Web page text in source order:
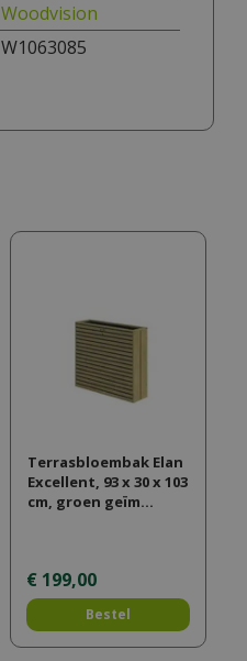
Woodvision
W1063085
Terrasbloembak Elan
Excellent, 93 x 30 x 103
cm, groen geïm…
€ 199,00
Bestel